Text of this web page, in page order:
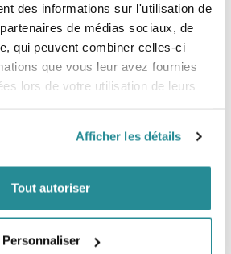
des informations sur l'utilisation de
de médias sociaux, de
qui peuvent combiner celles-ci
que vous leur avez fournies
lors de votre utilisation de leurs
Afficher les détails
Tout autoriser
PersonnaliserSTOCK EN TEMPS RÉEL